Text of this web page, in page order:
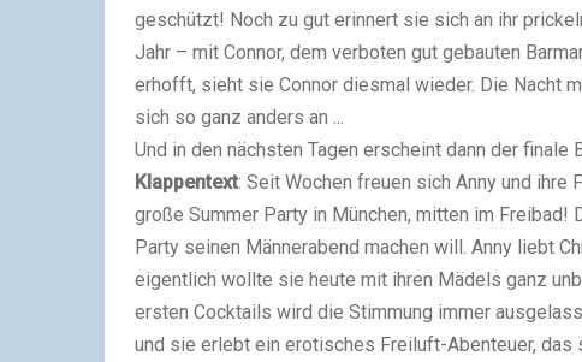
geschützt! Noch zu gut erinnert sie sich an ihr
Jahr – mit Connor, dem verboten gut gebauten
erhofft, sieht sie Connor diesmal wieder. Die Nacht
sich so ganz anders an ...
Und in den nächsten Tagen erscheint dann der finale
Klappentext: Seit Wochen freuen sich Anny und
große Summer Party in München, mitten im Freibad!
Party seinen Männerabend machen will. Anny liebt
eigentlich wollte sie heute mit ihren Mädels ganz
ersten Cocktails wird die Stimmung immer
und sie erlebt ein erotisches Freiluft-Abenteuer, das